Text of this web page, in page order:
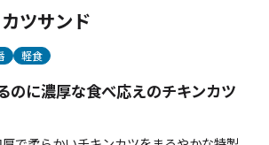
ツサンド
軽食
のに濃厚な食べ応えのチキンカツ